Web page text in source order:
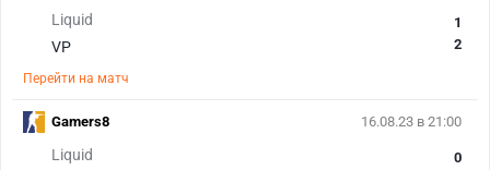
Liquid
VP
1
2
Перейти на матч
16.08.23 в 21:00
Liquid
0
Gamers8